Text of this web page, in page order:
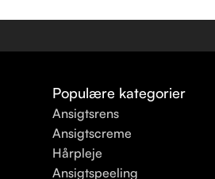
Populære kategorier
Ansigtsrens
Ansigtscreme
Hårpleje
Ansigtspeeling